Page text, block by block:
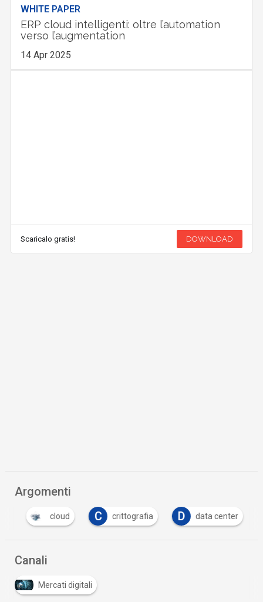
WHITE PAPER
ERP cloud intelligenti: oltre l’automation
verso l’augmentation
14 Apr 2025
Scaricalo gratis! DOWNLOAD
Argomenti
cloud C crittografia D data center
Canali
Mercati digitali